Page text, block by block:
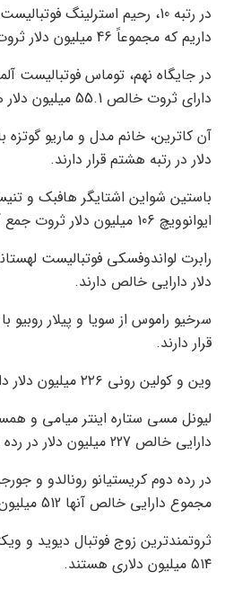
در رتبه 10، رحیم استرلینگ
داریم که مجموعاً 46 میلیون دلار ثروت دارند.
در جایگاه نهم، توماس فوتبالیست
دارای ثروت خالص 55.1 میلیون دلار هستند.
دلار در رتبه هشتم قرار دارند.
باستین شواین اشتایگر هافبک و
ایوانوویچ 106 میلیون دلار ثروت جمع آوری کرده اند.
دلار دارایی خالص دارند.
قرار دارند.
وین و کولین رونی ۲۲۶ میلیون دلار دارایی خالص دارند.
لیونل مسی ستاره اینتر میامی و
دارایی خالص 227 میلیون دلار در رده سوم قرار دارند.
در رده دوم کریستیانو رونالدو و
مجموع دارایی خالص آنها 512 میلیون دلار است.
ثروتمندترین زوج فوتبال دیوید و
۵۱۴ میلیون دلاری هستند.